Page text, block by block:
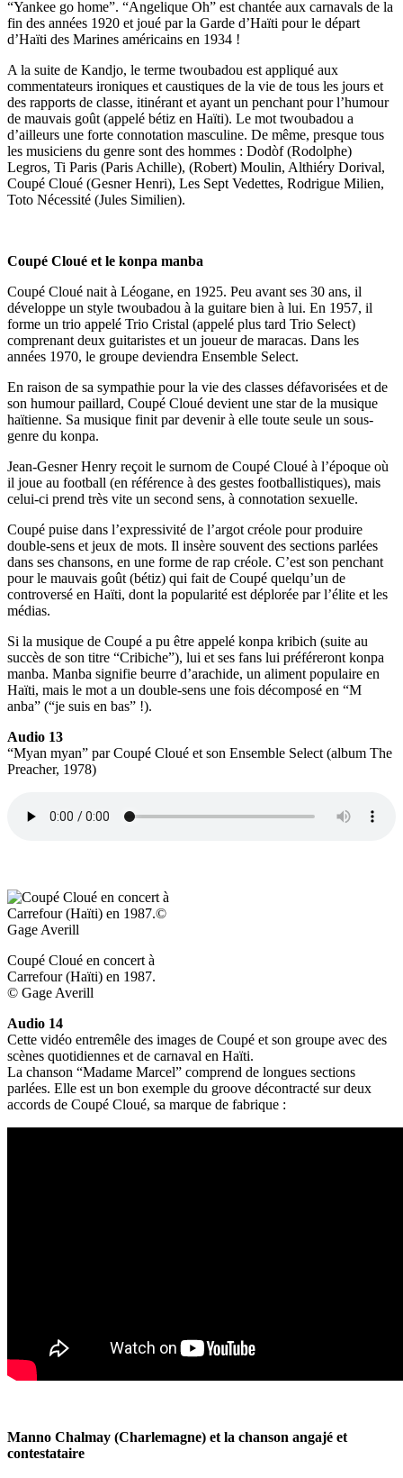
“Yankee go home”. “Angelique Oh” est chantée aux carnavals de la
fin des années 1920 et joué par la Garde d’Haïti pour le départ
d’Haïti des Marines américains en 1934 !
A la suite de Kandjo, le terme twoubadou est appliqué aux
commentateurs ironiques et caustiques de la vie de tous les jours et
des rapports de classe, itinérant et ayant un penchant pour l’humour
de mauvais goût (appelé bétiz en Haïti). Le mot twoubadou a
d’ailleurs une forte connotation masculine. De même, presque tous
les musiciens du genre sont des hommes : Dodòf (Rodolphe)
Legros, Ti Paris (Paris Achille), (Robert) Moulin, Althiéry Dorival,
Coupé Cloué (Gesner Henri), Les Sept Vedettes, Rodrigue Milien,
Toto Nécessité (Jules Similien).
Coupé Cloué et le konpa manba
Coupé Cloué nait à Léogane, en 1925. Peu avant ses 30 ans, il
développe un style twoubadou à la guitare bien à lui. En 1957, il
forme un trio appelé Trio Cristal (appelé plus tard Trio Select)
comprenant deux guitaristes et un joueur de maracas. Dans les
années 1970, le groupe deviendra Ensemble Select.
En raison de sa sympathie pour la vie des classes défavorisées et de
son humour paillard, Coupé Cloué devient une star de la musique
haïtienne. Sa musique finit par devenir à elle toute seule un sous-
genre du konpa.
Jean-Gesner Henry reçoit le surnom de Coupé Cloué à l’époque où
il joue au football (en référence à des gestes footballistiques), mais
celui-ci prend très vite un second sens, à connotation sexuelle.
Coupé puise dans l’expressivité de l’argot créole pour produire
double-sens et jeux de mots. Il insère souvent des sections parlées
dans ses chansons, en une forme de rap créole. C’est son penchant
pour le mauvais goût (bétiz) qui fait de Coupé quelqu’un de
controversé en Haïti, dont la popularité est déplorée par l’élite et les
médias.
Si la musique de Coupé a pu être appelé konpa kribich (suite au
succès de son titre “Cribiche”), lui et ses fans lui préféreront konpa
manba. Manba signifie beurre d’arachide, un aliment populaire en
Haïti, mais le mot a un double-sens une fois décomposé en “M
anba” (“je suis en bas” !).
Audio 13
“Myan myan” par Coupé Cloué et son Ensemble Select (album The
Preacher, 1978)
Coupé Cloué en concert à
Carrefour (Haïti) en 1987.
© Gage Averill
Audio 14
Cette vidéo entremêle des images de Coupé et son groupe avec des
scènes quotidiennes et de carnaval en Haïti.
La chanson “Madame Marcel” comprend de longues sections
parlées. Elle est un bon exemple du groove décontracté sur deux
accords de Coupé Cloué, sa marque de fabrique :
Manno Chalmay (Charlemagne) et la chanson angajé et
contestataire